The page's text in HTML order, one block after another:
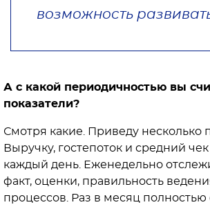
возможность
А с какой периодичностью вы
показатели?
Смотря какие. Приведу несколько
Выручку, гостепоток и средний
каждый день. Еженедельно
факт, оценки, правильность
процессов. Раз в месяц